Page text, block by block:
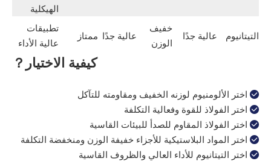
الهيكلية
التيتانيوم عالية جدًا
خفيف
الوزن
عالية جدًا ممتاز
تطبيقات
عالية الأداء
كيفية الاختيار？
 اختر الألومنيوم لوزنه الخفيف ومقاومته للتآكل
 اختر الفولاذ للقوة وفعالية التكلفة
 اختر الفولاذ المقاوم للصدأ للبيئات القاسية
 اختر المواد البلاستيكية للأجزاء خفيفة الوزن ومنخفضة التكلفة
 اختر التيتانيوم للأداء العالي والظروف القاسية